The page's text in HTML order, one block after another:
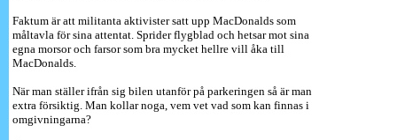
Faktum är att militanta aktivister satt upp MacDonalds som
måltavla för sina attentat. Sprider flygblad och hetsar mot sina
egna morsor och farsor som bra mycket hellre vill åka till
MacDonalds.
När man ställer ifrån sig bilen utanför på parkeringen så är man
extra försiktig. Man kollar noga, vem vet vad som kan finnas i
omgivningarna?